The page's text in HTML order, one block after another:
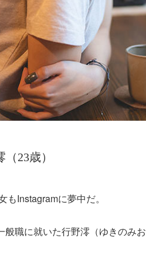
23歳）
Instagramに夢中だ。
職に就いた行野澪（ゆきのみ